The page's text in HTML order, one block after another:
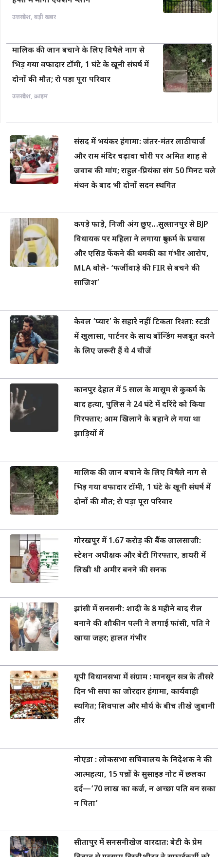
उत्तरप्रदेश क्राइम
संसद में भयंकर हंगामा: जंतर-मंतर लाठीचार्ज
और राम मंदिर चढ़ावा चोरी पर अमित शाह से
जवाब की मांग; राहुल-प्रियंका संग 50 मिनट चले
कपड़े फाड़े, निजी अंग छुए…सुल्तानपुर से BJP
विधायक पर महिला ने लगाया दुष्कर्म के प्रयास
और एसिड फेंकने की धमकी का गंभीर आरोप,
MLA बोले- ‘फर्जीवाड़े की FIR से बचने की
केवल ‘प्यार’ के सहारे नहीं टिकता रिश्ता: स्टडी
में खुलासा, पार्टनर के साथ बॉन्डिंग मजबूत करने
के लिए जरूरी हैं ये 4 चीजें
कानपुर देहात में 5 साल के मासूम से कुकर्म के
बाद हत्या, पुलिस ने 24 घंटे में दरिंदे को किया
गिरफ्तार; आम खिलाने के बहाने ले गया था
झाड़ियों में
मालिक की जान बचाने के लिए विषैले नाग से
भिड़ गया वफादार टॉमी, 1 घंटे के खूनी संघर्ष में
दोनों की मौत; रो पड़ा पूरा परिवार
गोरखपुर में 1.67 करोड़ की बैंक जालसाजी:
स्टेशन अधीक्षक और बेटी गिरफ्तार, डायरी में
लिखी थी अमीर बनने की सनक
झांसी में सनसनी: शादी के 8 महीने बाद रील
बनाने की शौकीन पत्नी ने लगाई फांसी, पति ने
खाया जहर; हालत गंभीर
यूपी विधानसभा में संग्राम : मानसून सत्र के तीसरे
दिन भी सपा का जोरदार हंगामा, कार्यवाही
स्थगित; शिवपाल और मौर्य के बीच तीखे जुबानी
तीर
नोएडा : लोकसभा सचिवालय के निदेशक ने की
आत्महत्या, 15 पन्नों के सुसाइड नोट में छलका
दर्द—’70 लाख का कर्ज, न अच्छा पति बन सका
न पिता’
सीतापुर में सनसनीखेज वारदात: बेटी के प्रेम
विवाह से गुस्साए हिस्ट्रीशीटर ने सफाईकर्मी को
गोलियों से भूना, इलाके में भारी पुलिस बल
तैनात
About Us PrivacyPolicy|E-Paper|Contact Us